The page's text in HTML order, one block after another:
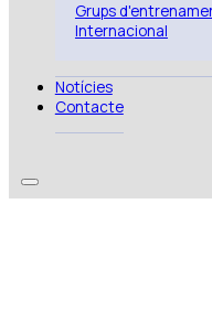
Grups
Internacional
Notícies
Contacte